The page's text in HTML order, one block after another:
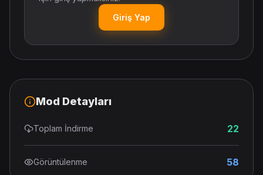
Giriş Yap
Mod Detayları
Toplam İndirme 22
Görüntülenme 58